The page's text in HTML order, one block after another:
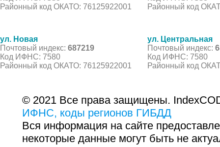
Районный код ОКАТО: 76125922001
Районный код
ул. Новая
Почтовый индекс: 687219
Код ИФНС: 7580
Районный код ОКАТО: 76125922001
ул. Центральная
Почтовый индекс:
Код ИФНС: 7580
Районный код
© 2021 Все права защищены.
ИФНС, коды регионов ГИБДД
Вся информация на сайте
некоторые данные могут быть не